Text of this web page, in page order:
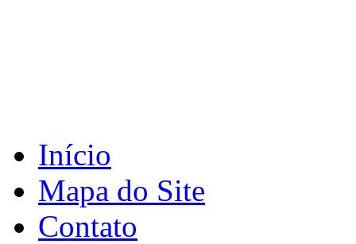
Início
Mapa do Site
Contato